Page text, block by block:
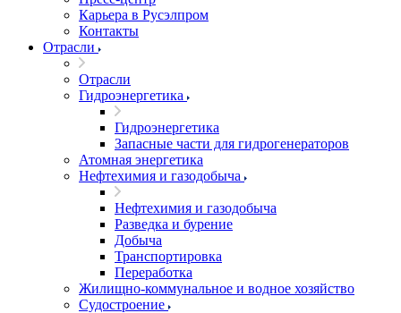
Карьера в Русэлпром
Контакты
Отрасли
Отрасли
Гидроэнергетика
Гидроэнергетика
Запасные части для гидрогенераторов
Атомная энергетика
Нефтехимия и газодобыча
Нефтехимия и газодобыча
Разведка и бурение
Добыча
Транспортировка
Переработка
Жилищно-коммунальное и водное хозяйство
Судостроение